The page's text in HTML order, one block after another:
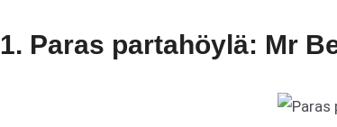
1. Paras partahöylä: Mr